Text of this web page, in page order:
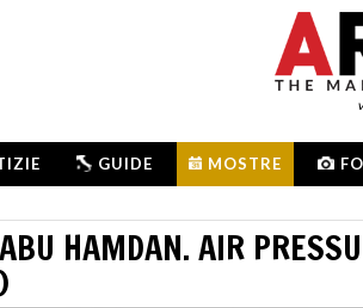
GUIDE MOSTRE
HAMDAN. AIR